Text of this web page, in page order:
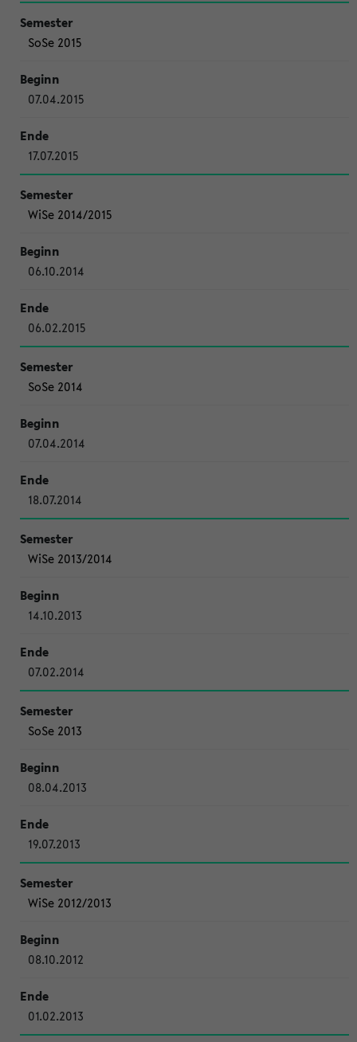
SoSe 2015
07.04.2015
17.07.2015
WiSe 2014/2015
06.10.2014
06.02.2015
SoSe 2014
07.04.2014
18.07.2014
WiSe 2013/2014
14.10.2013
07.02.2014
SoSe 2013
08.04.2013
19.07.2013
WiSe 2012/2013
08.10.2012
01.02.2013